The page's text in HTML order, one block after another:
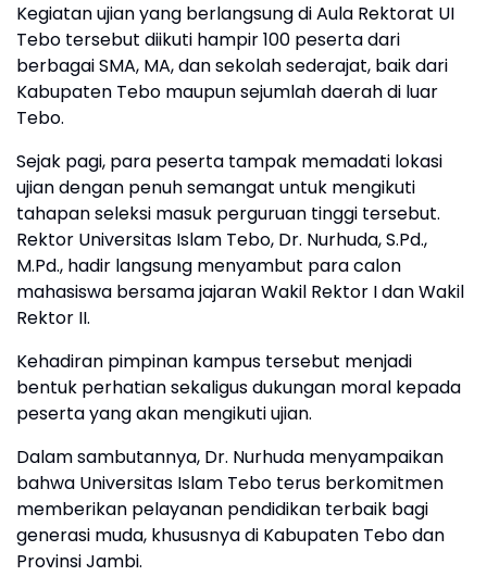
Kegiatan ujian yang berlangsung di Aula Rektorat UI
Tebo tersebut diikuti hampir 100 peserta dari
berbagai SMA, MA, dan sekolah sederajat, baik dari
Kabupaten Tebo maupun sejumlah daerah di luar
Tebo.
Sejak pagi, para peserta tampak memadati lokasi
ujian dengan penuh semangat untuk mengikuti
tahapan seleksi masuk perguruan tinggi tersebut.
Rektor Universitas Islam Tebo, Dr. Nurhuda, S.Pd.,
M.Pd., hadir langsung menyambut para calon
mahasiswa bersama jajaran Wakil Rektor I dan Wakil
Rektor II.
Kehadiran pimpinan kampus tersebut menjadi
bentuk perhatian sekaligus dukungan moral kepada
peserta yang akan mengikuti ujian.
Dalam sambutannya, Dr. Nurhuda menyampaikan
bahwa Universitas Islam Tebo terus berkomitmen
memberikan pelayanan pendidikan terbaik bagi
generasi muda, khususnya di Kabupaten Tebo dan
Provinsi Jambi.